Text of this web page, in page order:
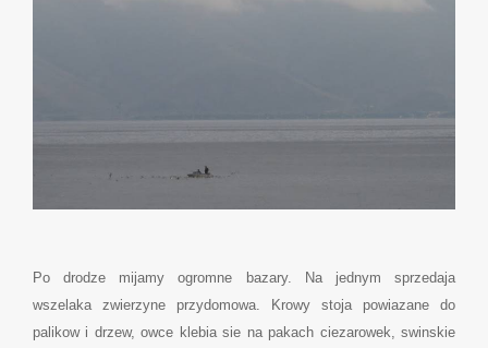
Po drodze mijamy ogromne bazary. Na jednym sprzedaja
wszelaka zwierzyne przydomowa. Krowy stoja powiazane do
palikow i drzew, owce klebia sie na pakach ciezarowek, swinskie